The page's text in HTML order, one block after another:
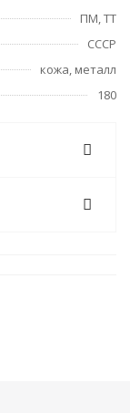
ПМ, ТТ
СССР
кожа, металл
180